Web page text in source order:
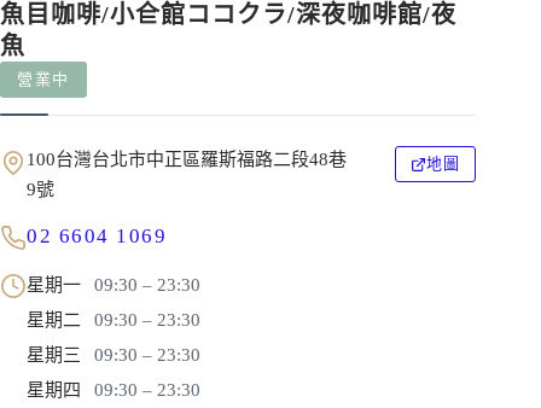
魚目咖啡/小仺館ココクラ/深夜咖啡館/夜
魚
營業中
100台灣台北市中正區羅斯福路二段48巷
9號
地圖
02 6604 1069
星期一
09:30 – 23:30
星期二
09:30 – 23:30
星期三
09:30 – 23:30
星期四
09:30 – 23:30